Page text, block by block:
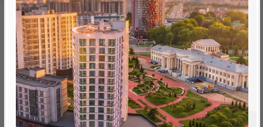
Сад Эрмитаж дом 27.6
от 418 574.0 BYN (142 440 USD)
Минск, Октябрьский, ул.Лученка,4
метро «Ковальская Слобода», 566 м